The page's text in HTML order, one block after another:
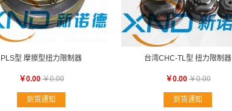
PLS型 摩擦型扭力限制器
￥0.00 ￥0.00
到货通知
台湾CHC-TL型 扭力限制器
￥0.00 ￥0.00
到货通知